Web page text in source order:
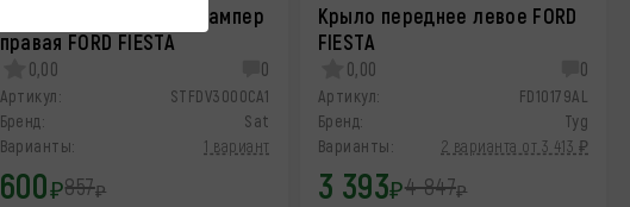
Заглушка в передний бампер
правая FORD FIESTA
0,00 0
Артикул:
STFDV3000CA1
Бренд:
Sat
Варианты:
1 вариант
600₽857₽
Крыло переднее левое FORD
FIESTA
0,00 0
Артикул:
FD10179AL
Бренд:
Tyg
Варианты:
2 варианта от 3 413 ₽
3 393₽4 847₽